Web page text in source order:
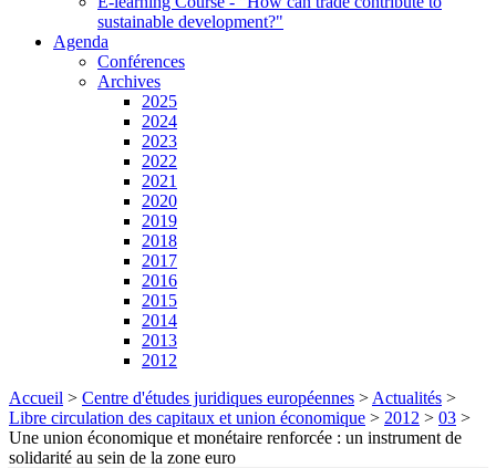
sustainable development?"
Agenda
Conférences
Archives
2025
2024
2023
2022
2021
2020
2019
2018
2017
2016
2015
2014
2013
2012
Accueil > Centre d'études juridiques européennes > Actualités >
Libre circulation des capitaux et union économique > 2012 > 03 >
Une union économique et monétaire renforcée : un instrument de
solidarité au sein de la zone euro